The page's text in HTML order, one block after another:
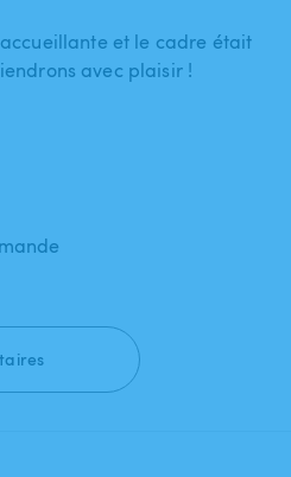
et le cadre était
avec plaisir !